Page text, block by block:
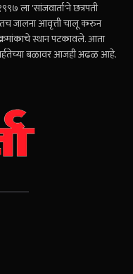
ला 'सांजवार्ता'ने छत्रपती
जालना आवृत्ती चालू करुन
क्रमांकाचे स्थान पटकावले. आता
बळावर आजही अढळ आहे.